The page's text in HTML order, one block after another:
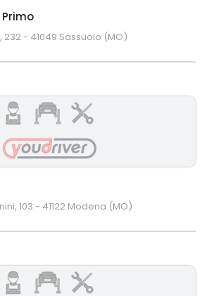
232 - 41049 Sassuolo (MO)
103 - 41122 Modena (MO)